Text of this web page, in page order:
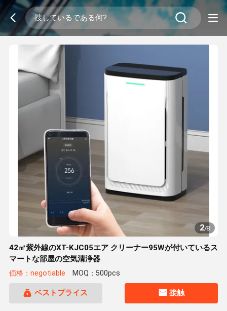
2/8
42㎡紫外線のXT-KJC05エア クリーナー95Wが付いているス
マートな部屋の空気清浄器
価格：negotiable MOQ：500pcs
ベストプライス 接触